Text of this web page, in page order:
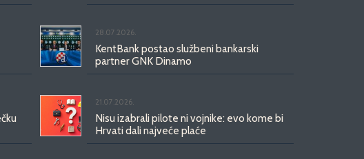
28.07.2026.
KentBank postao službeni bankarski
partner GNK Dinamo
21.07.2026.
Nisu izabrali pilote ni vojnike: evo kome bi
Hrvati dali najveće plaće